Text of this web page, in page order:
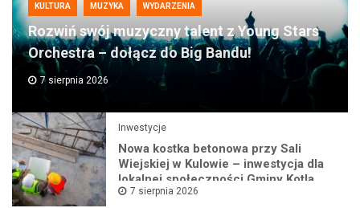
KULTURA MUZYKA WYDARZENIA
Rozwiń swój muzyczny talent z Young Stars
Orchestra – dołącz do Big Bandu!
7 sierpnia 2026
Inwestycje
Nowa kostka betonowa przy Sali
Wiejskiej w Kulowie – inwestycja dla
lokalnej społeczności Gminy Kotla
7 sierpnia 2026